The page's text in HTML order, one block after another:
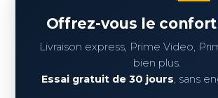
Offrez-vous le confort
Livraison express, Prime Video,
bien plus.
Essai gratuit de 30 jours, sans